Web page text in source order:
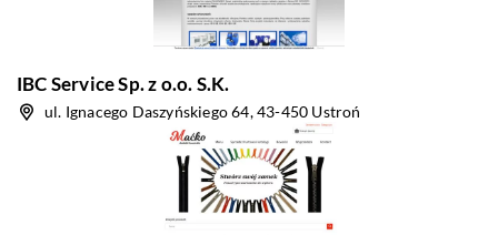
IBC Service Sp. z o.o. S.K.
ul. Ignacego Daszyńskiego 64, 43-450 Ustroń